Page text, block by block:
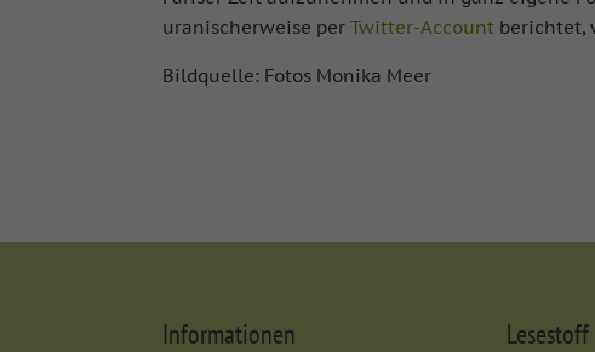
uranischerweise perTwitter-Account berichtet,
Bildquelle: Fotos Monika Meer
Informationen Lesestoff
Hier finden Sie eine
Kategorien geben oder